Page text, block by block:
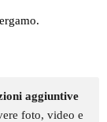
aggiuntive
foto, video e